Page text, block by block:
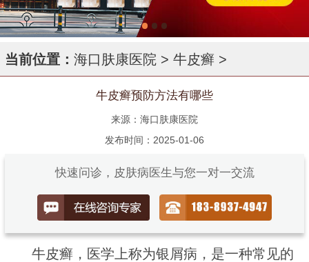
当前位置： 海口肤康医院 > 牛皮癣 >
牛皮癣预防方法有哪些
来源：海口肤康医院
发布时间：2025-01-06
快速问诊，皮肤病医生与您一对一交流
牛皮癣，医学上称为银屑病，是一种常见的